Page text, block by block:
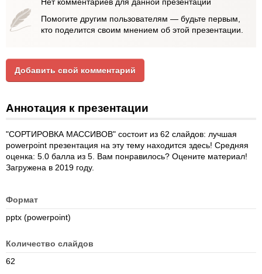
Помогите другим пользователям — будьте первым,
кто поделится своим мнением об этой презентации.
Добавить свой комментарий
Аннотация к презентации
"СОРТИРОВКА МАССИВОВ" состоит из 62 слайдов: лучшая
powerpoint презентация на эту тему находится здесь! Средняя
оценка: 5.0 балла из 5. Вам понравилось? Оцените материал!
Загружена в 2019 году.
Формат
pptx (powerpoint)
Количество слайдов
62